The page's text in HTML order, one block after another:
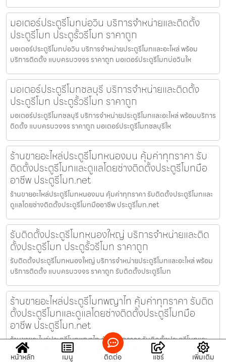
มอเตอร์ประตูรีโมทบ่อวิน บริการจำหน่ายและติดตั้ง
ประตูรีโมท ประตูรั้วรีโมท ราคาถูก
มอเตอร์ประตูรีโมทบ่อวิน บริการจำหน่ายประตูรีโมทและอะไหล่ พร้อม
บริการติดตั้ง แบบครบวงจร ราคาถูก มอเตอร์ประตูรีโมทบ่อวินให
มอเตอร์ประตูรีโมทชลบุรี บริการจำหน่ายและติดตั้ง
ประตูรีโมท ประตูรั้วรีโมท ราคาถูก
มอเตอร์ประตูรีโมทชลบุรี บริการจำหน่ายประตูรีโมทและอะไหล่ พร้อมบริการ
ติดตั้ง แบบครบวงจร ราคาถูก มอเตอร์ประตูรีโมทชลบุรีให
ร้านขายอะไหล่ประตูรีโมทหนองมน คุ้มค่าทุกราคา รับ
ติดตั้งประตูรีโมทและดูแลโดยช่างติดตั้งประตูรีโมทมือ
อาชีพ ประตูรีโมท.net
ร้านขายอะไหล่ประตูรีโมทหนองมน คุ้มค่าทุกราคา รับติดตั้งประตูรีโมทและ
ดูแลโดยช่างติดตั้งประตูรีโมทมืออาชีพ ประตูรีโมท.net
รับติดตั้งประตูรีโมทหนองใหญ่ บริการจำหน่ายและติด
ตั้งประตูรีโมท ประตูรั้วรีโมท ราคาถูก
รับติดตั้งประตูรีโมทหนองใหญ่ บริการจำหน่ายประตูรีโมทและอะไหล่ พร้อม
บริการติดตั้ง แบบครบวงจร ราคาถูก รับติดตั้งประตูรีโมท
ร้านขายอะไหล่ประตูรีโมทพญาไท คุ้มค่าทุกราคา รับติด
ตั้งประตูรีโมทและดูแลโดยช่างติดตั้งประตูรีโมทมือ
อาชีพ ประตูรีโมท.net
ร้านขายอะไหล่ประตูรีโมทพญาไท คุ้มค่าทุกราคา รับติดตั้งประตูรีโมทและ
ดูแลโดยช่างติดตั้งประตูรีโมทมืออาชีพ ประตูรีโมท.net —
หน้าหลัก เมนู ติดต่อ แชร์ เพิ่มเติม